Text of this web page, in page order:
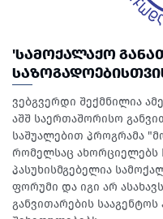
'ᲡᲐᲛᲝᲥᲐᲚᲐᲥᲝ
ვებგვერდი შექმნილია
აშშ საერთაშორისო
საშუალებით პროგრამა
რომელსაც ახორციელებს
პასუხისმგებელია
ფორუმი და იგი არ
განვითარების